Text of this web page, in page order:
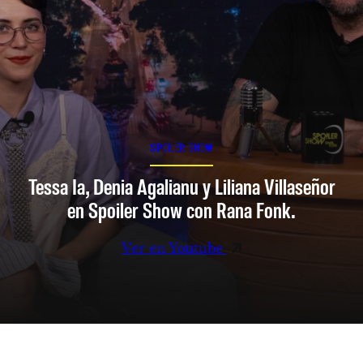
SPOILER SHOW
Tessa Ia, Denia Agalianu y Liliana Villaseñor
en Spoiler Show con Rana Fonk.
Ver en Youtube